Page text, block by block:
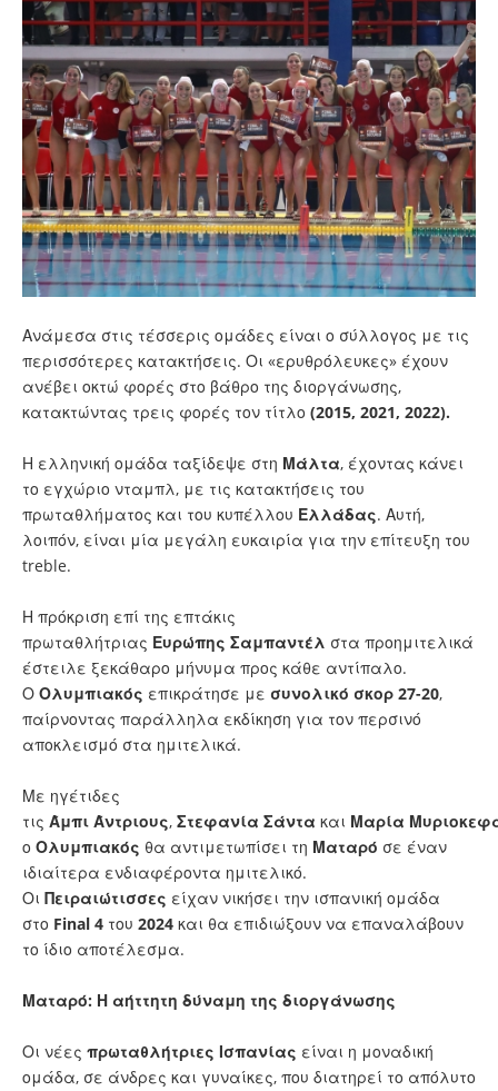
Ανάμεσα στις τέσσερις ομάδες είναι ο σύλλογος με τις
περισσότερες κατακτήσεις. Οι «ερυθρόλευκες» έχουν
ανέβει οκτώ φορές στο βάθρο της διοργάνωσης,
κατακτώντας τρεις φορές τον τίτλο (2015, 2021, 2022).
Η ελληνική ομάδα ταξίδεψε στη Μάλτα, έχοντας κάνει
το εγχώριο νταμπλ, με τις κατακτήσεις του
πρωταθλήματος και του κυπέλλου Ελλάδας. Αυτή,
λοιπόν, είναι μία μεγάλη ευκαιρία για την επίτευξη του
treble.
Η πρόκριση επί της επτάκις
πρωταθλήτριας Ευρώπης Σαμπαντέλ στα προημιτελικά
έστειλε ξεκάθαρο μήνυμα προς κάθε αντίπαλο.
Ο Ολυμπιακός επικράτησε με συνολικό σκορ 27-20,
παίρνοντας παράλληλα εκδίκηση για τον περσινό
αποκλεισμό στα ημιτελικά.
Με ηγέτιδες
τις Άμπι Άντριους, Στεφανία Σάντα και Μαρία
ο Ολυμπιακός θα αντιμετωπίσει τη Ματαρό σε έναν
ιδιαίτερα ενδιαφέροντα ημιτελικό.
Οι Πειραιώτισσες είχαν νικήσει την ισπανική ομάδα
στο Final 4 του 2024 και θα επιδιώξουν να επαναλάβουν
το ίδιο αποτέλεσμα.
Ματαρό: Η αήττητη δύναμη της διοργάνωσης
Οι νέες πρωταθλήτριες Ισπανίας είναι η μοναδική
ομάδα, σε άνδρες και γυναίκες, που διατηρεί το απόλυτο